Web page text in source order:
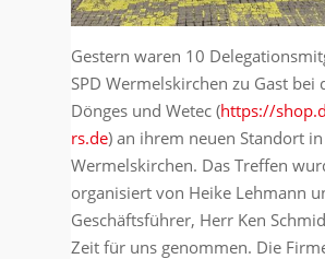
Gestern waren 10
SPD Wermelskirchen zu Gast bei
Dönges und Wetec (https://
rs.de) an ihrem neuen Standort in
Wermelskirchen. Das Treffen
organisiert von Heike Lehmann
Geschäftsführer, Herr Ken
Zeit für uns genommen. Die